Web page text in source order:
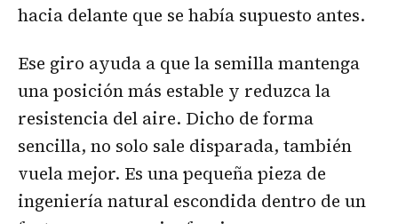
hacia delante que se había supuesto antes.
Ese giro ayuda a que la semilla mantenga
una posición más estable y reduzca la
resistencia del aire. Dicho de forma
sencilla, no solo sale disparada, también
vuela mejor. Es una pequeña pieza de
ingeniería natural escondida dentro de un